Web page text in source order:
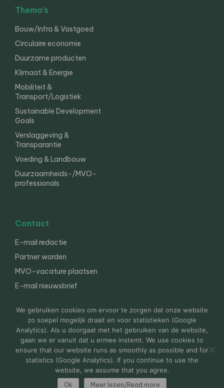
Thema’s
Bouw/Infra & Vastgoed
Circulaire economie
Duurzame producten
Klimaat & Energie
Mobiliteit &
Transport/Logistiek
Sustainable Development
Goals
Verslaggeving &
Transparantie
Voeding & Landbouw
Duurzaamheids-/MVO-
professionals
Contact
E-mail redactie
Partner worden
MVO-vacature plaatsen
E-mail nieuwsbrief
© 2000-2026 Van der Molen EIS Colofon
Disclaimer
Privacy
We gebruiken cookies om ervoor te zorgen dat onze website
zo soepel mogelijk draait en voor statistieken (Google
Analytics). Als u doorgaat met het gebruiken van de website,
gaan we er vanuit dat u ermee instemt. We use cookies to
ensure that our website runs as smoothly as possible and for
statistics (Google Analytics). If you continue to use the
website, we assume that you agree.
Ok Meer lezen/Read more